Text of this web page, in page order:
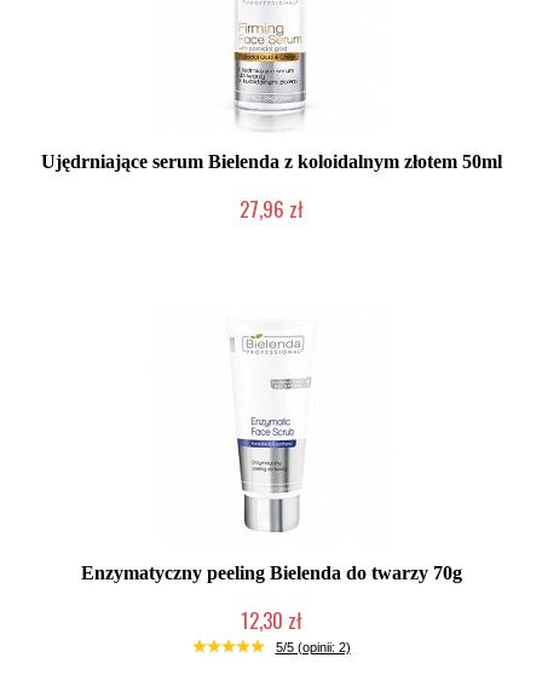
Ujędrniające serum Bielenda z koloidalnym złotem 50ml
27,96 zł
Enzymatyczny peeling Bielenda do twarzy 70g
12,30 zł
Produkt wycofany
5/5 (opinii: 2)